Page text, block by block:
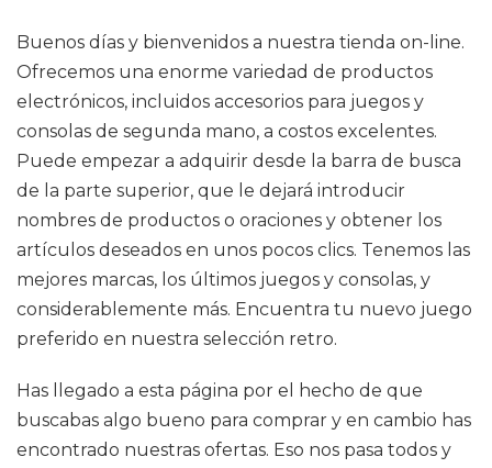
Buenos días y bienvenidos a nuestra tienda on-line.
Ofrecemos una enorme variedad de productos
electrónicos, incluidos accesorios para juegos y
consolas de segunda mano, a costos excelentes.
Puede empezar a adquirir desde la barra de busca
de la parte superior, que le dejará introducir
nombres de productos o oraciones y obtener los
artículos deseados en unos pocos clics. Tenemos las
mejores marcas, los últimos juegos y consolas, y
considerablemente más. Encuentra tu nuevo juego
preferido en nuestra selección retro.
Has llegado a esta página por el hecho de que
buscabas algo bueno para comprar y en cambio has
encontrado nuestras ofertas. Eso nos pasa todos y